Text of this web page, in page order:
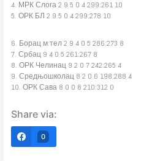
4. МРК Слога 2 9 5 0 4 299:261 10
5. ОРК БЛ 2 9 5 0 4 299:278 10
6. Борац м:тел 2 9 4 0 5 286:273 8
7. Србац 9 4 0 5 261:267 8
8. ОРК Челинац 9 2 0 7 242:265 4
9. Средњошколац 8 2 0 6 198:288 4
10. ОРК Сава 8 0 0 8 210:312 0
Share via:
0